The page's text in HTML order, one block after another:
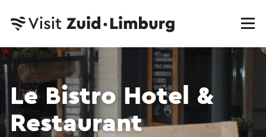
Le Bistro Hotel &
Restaurant